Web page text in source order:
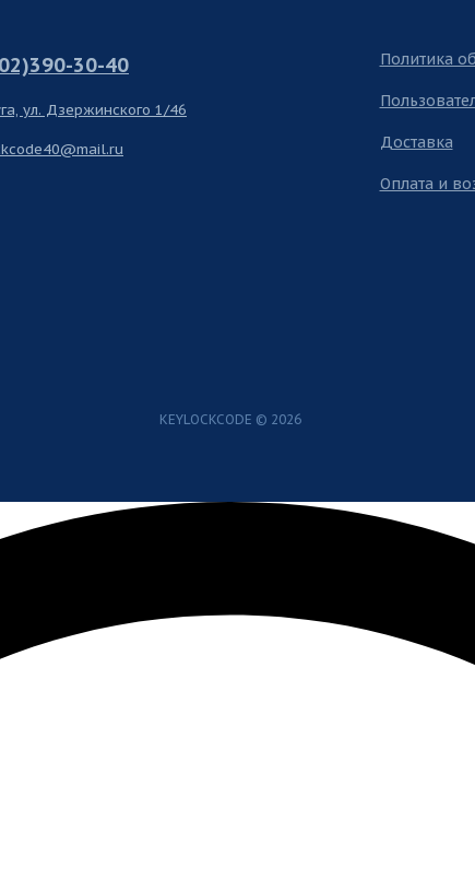
30-40
ул. Дзержинского 1/46
Политика
Доставка
Оплата и
KEYLOCKCODE © 2026